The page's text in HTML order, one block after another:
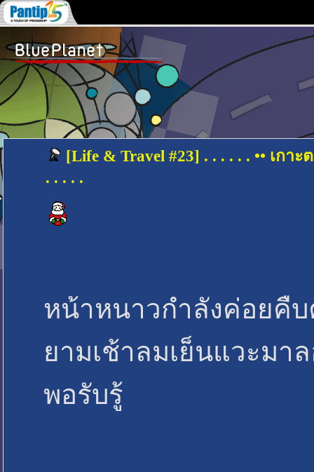
[Life & Travel #23] . . . . . . •• เกา
. . . . .
หน้าหนาวกำลังค่อยคื
ยามเช้าลมเย็นแวะมา
พอรับรู้